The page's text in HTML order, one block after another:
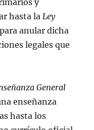
y
hasta laLey
anular dicha
legales que
General
enseñanza
hasta los